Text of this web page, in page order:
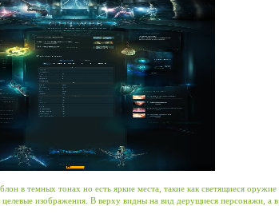
в темных тонах но есть яркие места, такие как светящиеся оружие
изображения. В верху видны на вид дерущиеся персонажи, а в